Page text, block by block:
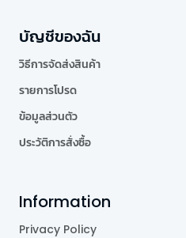
บัญชีของฉัน
วิธีการจัดส่งสินค้า
รายการโปรด
ข้อมูลส่วนตัว
ประวัติการสั่งซื้อ
Information
Privacy Policy